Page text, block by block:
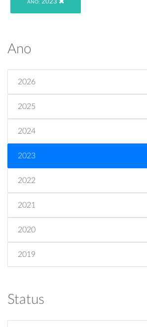
ANO: 2023
Ano
2026
2025
2024
2023
2022
2021
2020
2019
Status